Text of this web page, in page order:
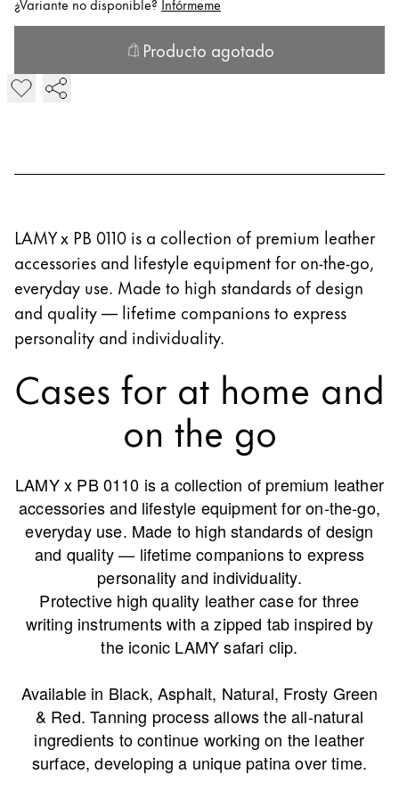
Acerca de LAMY
Cultura corporativa
Calidad
Espíritu pionero
Acerca de tu pedido
ES/AD
Global
La región global representa todos los países a los
Esta región contiene una lista de países con los
Ελληνικά
Poland
polski
română
Sweden
Türkiye
Türkçe
Centroamérica y el Caribe
Registrarse
Registrarse
¿Variante no disponible? Infórmeme
Producto agotado
LP 1.6 Zip case for 3 pens agotado
El botón de «Añadir al carrito» está desactivado. La
LAMY x PB 0110 is a collection of premium leather
accessories and lifestyle equipment for on-the-go,
everyday use. Made to high standards of design
and quality — lifetime companions to express
personality and individuality.
Cases for at home and
on the go
LAMY x PB 0110 is a collection of premium leather
accessories and lifestyle equipment for on-the-go,
everyday use. Made to high standards of design
and quality — lifetime companions to express
personality and individuality.
Protective high quality leather case for three
writing instruments with a zipped tab inspired by
the iconic LAMY safari clip.
Available in Black, Asphalt, Natural, Frosty Green
& Red. Tanning process allows the all-natural
ingredients to continue working on the leather
surface, developing a unique patina over time.